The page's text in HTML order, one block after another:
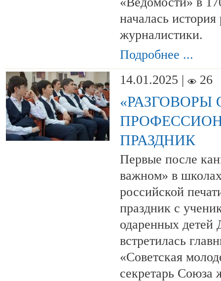
началась
журналистики.
Подробнее ...
14.01.2025 |
26
ПРАЗДНИК
Первые после
важном» в
российской
праздник с
одаренных
встретилась
«Советская
секретарь Союза